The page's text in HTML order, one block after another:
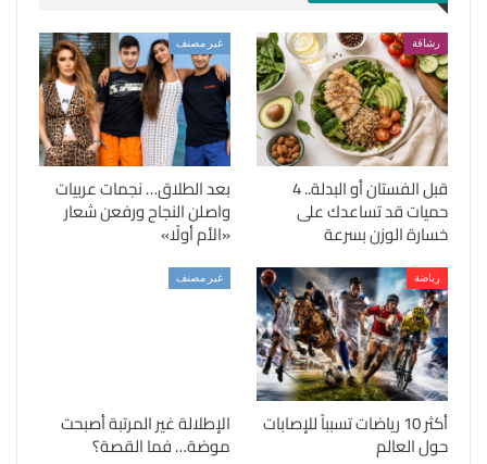
رشاقة
قبل الفستان أو البدلة.. 4
حميات قد تساعدك على
خسارة الوزن بسرعة
غير مصنف
بعد الطلاق… نجمات عربيات
واصلن النجاح ورفعن شعار
«الأم أولًا»
رياضة
أكثر 10 رياضات تسبباً للإصابات
حول العالم
غير مصنف
الإطلالة غير المرتبة أصبحت
موضة… فما القصة؟